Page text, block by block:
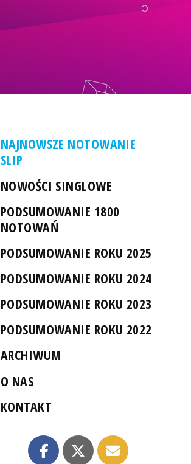
NAJNOWSZE NOTOWANIE
SLIP
NOWOŚCI SINGLOWE
PODSUMOWANIE 1800
NOTOWAŃ
PODSUMOWANIE ROKU 2025
PODSUMOWANIE ROKU 2024
PODSUMOWANIE ROKU 2023
PODSUMOWANIE ROKU 2022
ARCHIWUM
O NAS
KONTAKT